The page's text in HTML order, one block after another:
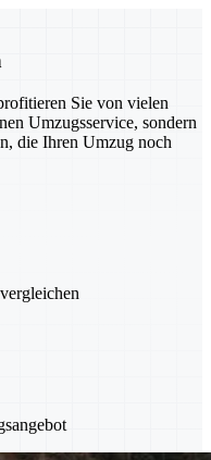
Sie von vielen
Umzugsservice, sondern
die Ihren Umzug noch